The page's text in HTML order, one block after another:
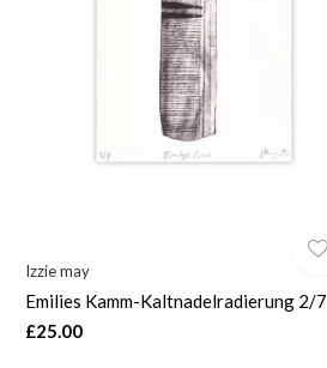
Izzie may
Emilies Kamm-Kaltnadelradierung 2/7
£25.00